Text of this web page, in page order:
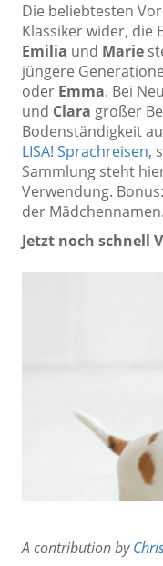
Die beliebtesten
Klassiker wider, die
Emilia und Marie
jüngere
oder Emma. Bei
und Clara großer
Bodenständigkeit
LISA! Sprachreisen,
Sammlung steht
Verwendung.
der Mädchennamen.
Jetzt noch schnell
A contribution by